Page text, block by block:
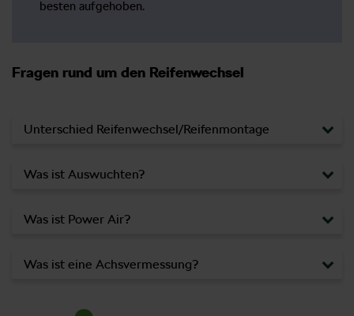
besten aufgehoben.
Fragen rund um den Reifenwechsel
Unterschied Reifenwechsel/Reifenmontage
Was ist Auswuchten?
Was ist Power Air?
Was ist eine Achsvermessung?